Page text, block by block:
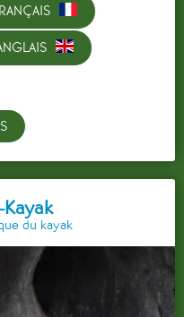
du kayak